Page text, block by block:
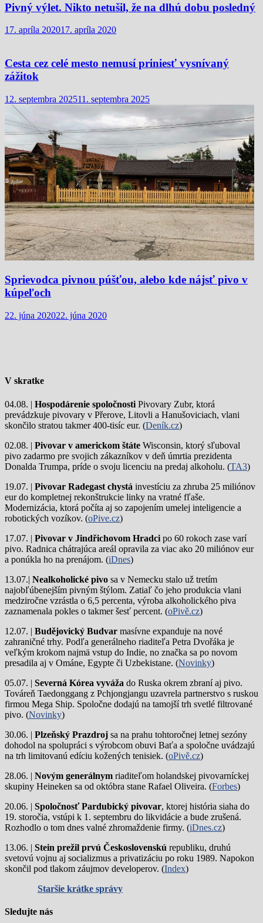
Pivný výlet. Nikto netušil, že na dlhú dobu posledný
17. apríla 202017. apríla 2020
Cesta cez celé mesto nemusí priniesť vysnívaný
zážitok
12. septembra 202511. septembra 2025
Sprievodca pivnou púšťou, alebo kde nájsť pivo v
kúpeľoch
22. júna 202022. júna 2020
V skratke
04.08. | Hospodárenie spoločnosti Pivovary Zubr, ktorá
prevádzkuje pivovary v Přerove, Litovli a Hanušoviciach, vlani
skončilo stratou takmer 400-tisíc eur. (Deník.cz)
02.08. | Pivovar v americkom štáte Wisconsin, ktorý sľuboval
pivo zadarmo pre svojich zákazníkov v deň úmrtia prezidenta
Donalda Trumpa, príde o svoju licenciu na predaj alkoholu. (TA3)
19.07. | Pivovar Radegast chystá investíciu za zhruba 25 miliónov
eur do kompletnej rekonštrukcie linky na vratné fľaše.
Modernizácia, ktorá počíta aj so zapojením umelej inteligencie a
robotických vozíkov. (oPive.cz)
17.07. | Pivovar v Jindřichovom Hradci po 60 rokoch zase varí
pivo. Radnica chátrajúca areál opravila za viac ako 20 miliónov eur
a ponúkla ho na prenájom. (iDnes)
13.07.| Nealkoholické pivo sa v Nemecku stalo už tretím
najobľúbenejším pivným štýlom. Zatiaľ čo jeho produkcia vlani
medziročne vzrástla o 6,5 percenta, výroba alkoholického piva
zaznamenala pokles o takmer šesť percent. (oPivě.cz)
12.07. | Budějovický Budvar masívne expanduje na nové
zahraničné trhy. Podľa generálneho riaditeľa Petra Dvořáka je
veľkým krokom najmä vstup do Indie, no značka sa po novom
presadila aj v Ománe, Egypte či Uzbekistane. (Novinky)
05.07. | Severná Kórea vyváža do Ruska okrem zbraní aj pivo.
Továreň Taedonggang z Pchjongjangu uzavrela partnerstvo s ruskou
firmou Mega Ship. Spoločne dodajú na tamojší trh svetlé filtrované
pivo. (Novinky)
30.06. | Plzeňský Prazdroj sa na prahu tohtoročnej letnej sezóny
dohodol na spolupráci s výrobcom obuvi Baťa a spoločne uvádzajú
na trh limitovanú edíciu kožených tenisiek. (oPivě.cz)
28.06. | Novým generálnym riaditeľom holandskej pivovarníckej
skupiny Heineken sa od októbra stane Rafael Oliveira. (Forbes)
20.06. | Spoločnosť Pardubický pivovar, ktorej história siaha do
19. storočia, vstúpi k 1. septembru do likvidácie a bude zrušená.
Rozhodlo o tom dnes valné zhromaždenie firmy. (iDnes.cz)
13.06. | Stein prežil prvú Československú republiku, druhú
svetovú vojnu aj socializmus a privatizáciu po roku 1989. Napokon
skončil pod tlakom záujmov developerov. (Index)
Staršie krátke správy
Sledujte nás